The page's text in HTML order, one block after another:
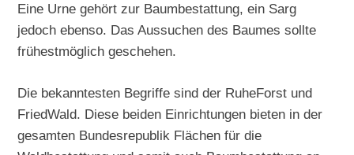
Eine Urne gehört zur Baumbestattung, ein Sarg
jedoch ebenso. Das Aussuchen des Baumes sollte
frühestmöglich geschehen.
Die bekanntesten Begriffe sind der RuheForst und
FriedWald. Diese beiden Einrichtungen bieten in der
gesamten Bundesrepublik Flächen für die